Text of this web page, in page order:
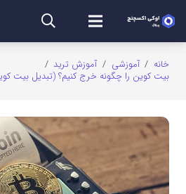
خانه / آموزشی / آموزش ترید /
بیت کوین را چگونه خرج کنیم؟ (تبدیل بیت